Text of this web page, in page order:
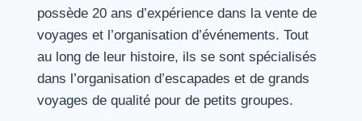
possède 20 ans d’expérience dans la vente de
voyages et l’organisation d’événements. Tout
au long de leur histoire, ils se sont spécialisés
dans l’organisation d’escapades et de grands
voyages de qualité pour de petits groupes.